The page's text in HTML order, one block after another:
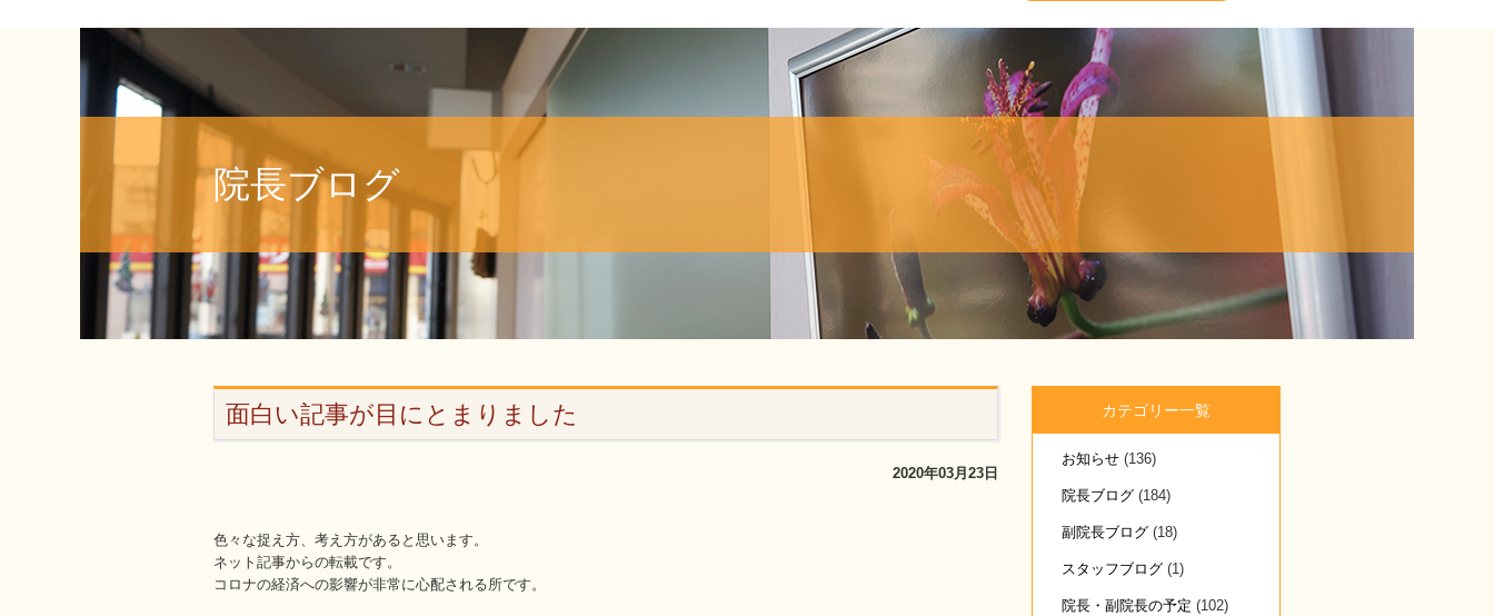
院長ブログ
面白い記事が目にとまりました
2020年03月23日
色々な捉え方、考え方があると思います。
ネット記事からの転載です。
コロナの経済への影響が非常に心配される所です。
カテゴリー一覧
お知らせ (136)
院長ブログ (184)
副院長ブログ (18)
スタッフブログ (1)
院長・副院長の予定 (102)